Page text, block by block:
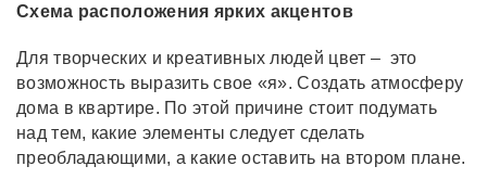
Схема расположения ярких акцентов
Для творческих и креативных людей цвет – это
возможность выразить свое «я». Создать атмосферу
дома в квартире. По этой причине стоит подумать
над тем, какие элементы следует сделать
преобладающими, а какие оставить на втором плане.